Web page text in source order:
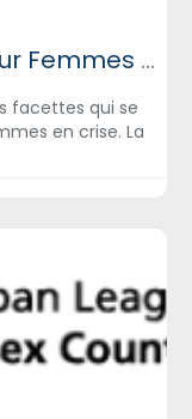
Centre de Ressources pour Femmes Shani Baraka
facettes qui se
en crise. La